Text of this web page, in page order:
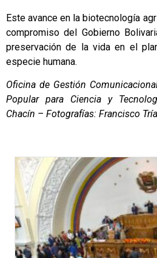
Este avance en la biotecnología
compromiso del Gobierno
preservación de la vida en el
especie humana.
Oficina de Gestión
Popular para Ciencia y
Chacín – Fotografías: Francisco